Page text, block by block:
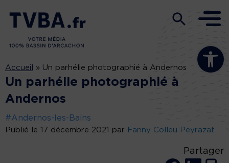
Ouvrir la
Accueil » Un parhélie photographié à Andernos
Un parhélie photographié à
Andernos
#Andernos-les-Bains
Publié le 17 décembre 2021 par Fanny Colleu Peyrazat
Partager